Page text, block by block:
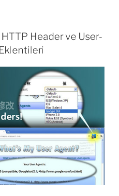
Header ve User-